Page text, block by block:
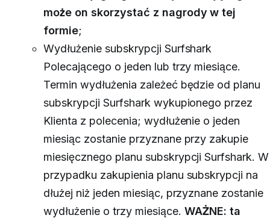
może on skorzystać z nagrody w tej
formie;
Wydłużenie subskrypcji Surfshark
Polecającego o jeden lub trzy miesiące.
Termin wydłużenia zależeć będzie od planu
subskrypcji Surfshark wykupionego przez
Klienta z polecenia; wydłużenie o jeden
miesiąc zostanie przyznane przy zakupie
miesięcznego planu subskrypcji Surfshark. W
przypadku zakupienia planu subskrypcji na
dłużej niż jeden miesiąc, przyznane zostanie
wydłużenie o trzy miesiące. WAŻNE: ta